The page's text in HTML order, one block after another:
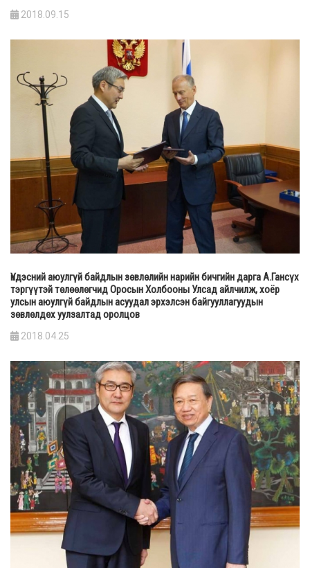
2018.09.15
Үндэсний аюулгүй байдлын зөвлөлийн нарийн бичгийн дарга А.Гансүх
тэргүүтэй төлөөлөгчид Оросын Холбооны Улсад айлчилж, хоёр
улсын аюулгүй байдлын асуудал эрхэлсэн байгууллагуудын
зөвлөлдөх уулзалтад оролцов
2018.04.25